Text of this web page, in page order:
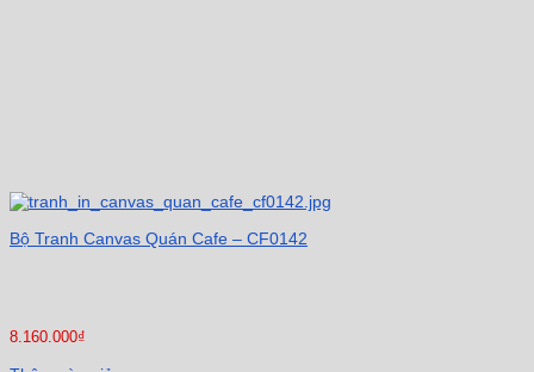
Bộ Tranh Canvas Quán Cafe – CF0142
8.160.000₫